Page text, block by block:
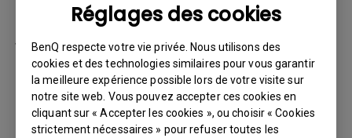
Réglages des cookies
BenQ respecte votre vie privée. Nous utilisons des
cookies et des technologies similaires pour vous garantir
la meilleure expérience possible lors de votre visite sur
notre site web. Vous pouvez accepter ces cookies en
cliquant sur « Accepter les cookies », ou choisir « Cookies
strictement nécessaires » pour refuser toutes les
par la suite.
Vous devez retourner le Produit à BenQ,
sauf indication contraire de BenQ, ou à un
prestataire de services agréé BenQ. Vous
devez prépayer les frais d’expédition, taxes
d’exportation, droits de douane et toutes